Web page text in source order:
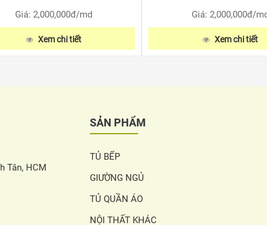
Giá: 2,000,000đ/md
Xem chi tiết
Giá: 2,000,000đ/md
Xem chi tiết
Tân, HCM
SẢN PHẨM
TỦ BẾP
GIƯỜNG NGỦ
TỦ QUẦN ÁO
NỘI THẤT KHÁC